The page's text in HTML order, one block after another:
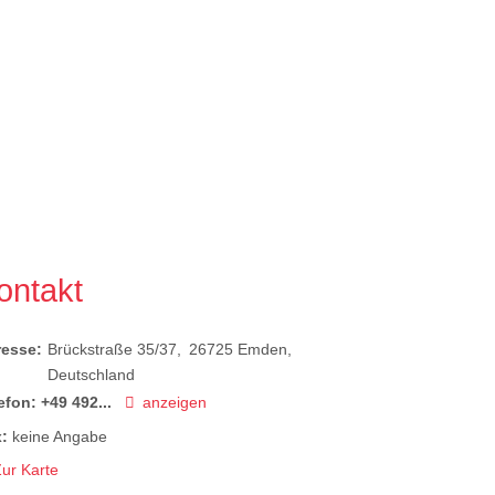
Brückstraße 35/37 26725 Emden
Deutschland
+49 492...
anzeigen
keine Angabe
Karte